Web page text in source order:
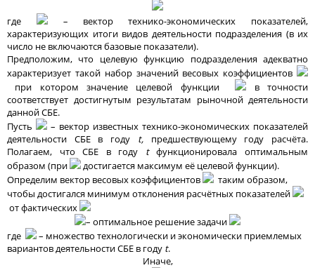
где – вектор технико-экономических показателей,
характеризующих итоги видов деятельности подразделения (в их
число не включаются базовые показатели).
Предположим, что целевую функцию подразделения адекватно
характеризует такой набор значений весовых коэффициентов
при котором значение целевой функции
в точности
соответствует достигнутым результатам рыночной деятельности
данной СБЕ.
Пусть
– вектор известных технико-экономических показателей
деятельности СБЕ в году t, предшествующему году расчёта.
Полагаем, что СБЕ в году tфункционировала оптимальным
образом (при
достигается максимум её целевой функции).
Определим вектор весовых коэффициентов
таким образом,
чтобы достигался минимум отклонения расчётных показателей
от фактических
– оптимальное решение задачи
где
– множество технологически и экономически приемлемых
вариантов деятельности СБЕ в году t.
Иначе,